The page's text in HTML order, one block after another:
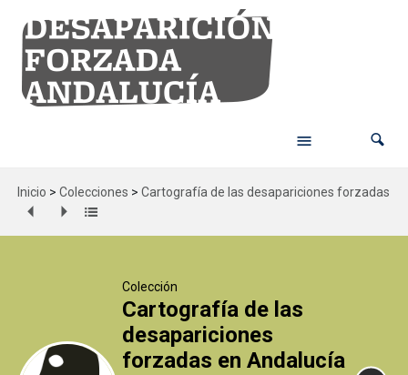
Inicio > Colecciones > Cartografía de las desapariciones forzadas
Colección
Cartografía de las
desapariciones
forzadas en Andalucía